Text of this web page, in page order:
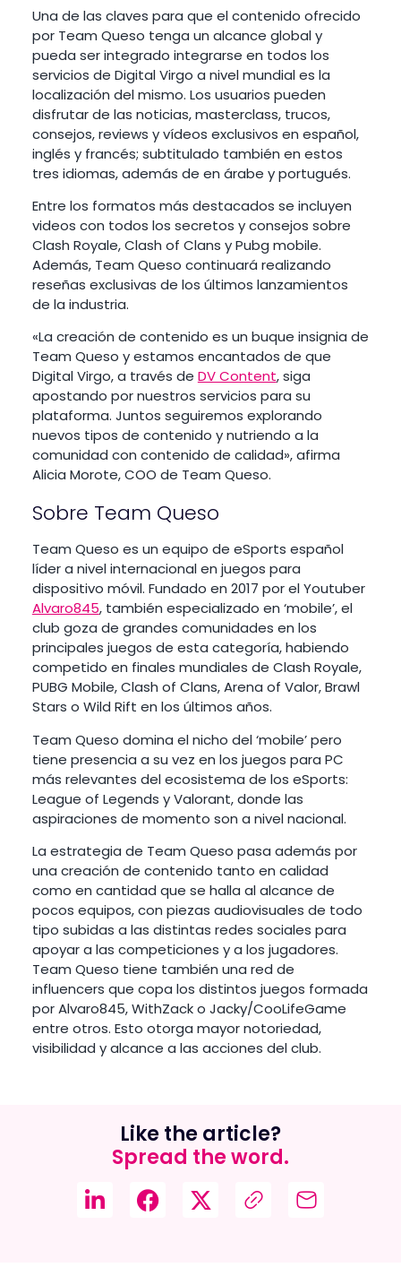
Una de las claves para que el contenido ofrecido
por Team Queso tenga un alcance global y
pueda ser integrado integrarse en todos los
servicios de Digital Virgo a nivel mundial es la
localización del mismo. Los usuarios pueden
disfrutar de las noticias, masterclass, trucos,
consejos, reviews y vídeos exclusivos en español,
inglés y francés; subtitulado también en estos
tres idiomas, además de en árabe y portugués.
Entre los formatos más destacados se incluyen
videos con todos los secretos y consejos sobre
Clash Royale, Clash of Clans y Pubg mobile.
Además, Team Queso continuará realizando
reseñas exclusivas de los últimos lanzamientos
de la industria.
«La creación de contenido es un buque insignia de
Team Queso y estamos encantados de que
Digital Virgo, a través de DV Content, siga
apostando por nuestros servicios para su
plataforma. Juntos seguiremos explorando
nuevos tipos de contenido y nutriendo a la
comunidad con contenido de calidad», afirma
Alicia Morote, COO de Team Queso.
Sobre Team Queso
Team Queso es un equipo de eSports español
líder a nivel internacional en juegos para
dispositivo móvil. Fundado en 2017 por el Youtuber
Alvaro845, también especializado en ‘mobile’, el
club goza de grandes comunidades en los
principales juegos de esta categoría, habiendo
competido en finales mundiales de Clash Royale,
PUBG Mobile, Clash of Clans, Arena of Valor, Brawl
Stars o Wild Rift en los últimos años.
Team Queso domina el nicho del ‘mobile’ pero
tiene presencia a su vez en los juegos para PC
más relevantes del ecosistema de los eSports:
League of Legends y Valorant, donde las
aspiraciones de momento son a nivel nacional.
La estrategia de Team Queso pasa además por
una creación de contenido tanto en calidad
como en cantidad que se halla al alcance de
pocos equipos, con piezas audiovisuales de todo
tipo subidas a las distintas redes sociales para
apoyar a las competiciones y a los jugadores.
Team Queso tiene también una red de
influencers que copa los distintos juegos formada
por Alvaro845, WithZack o Jacky/CooLifeGame
entre otros. Esto otorga mayor notoriedad,
visibilidad y alcance a las acciones del club.
Like the article?
Spread the word.